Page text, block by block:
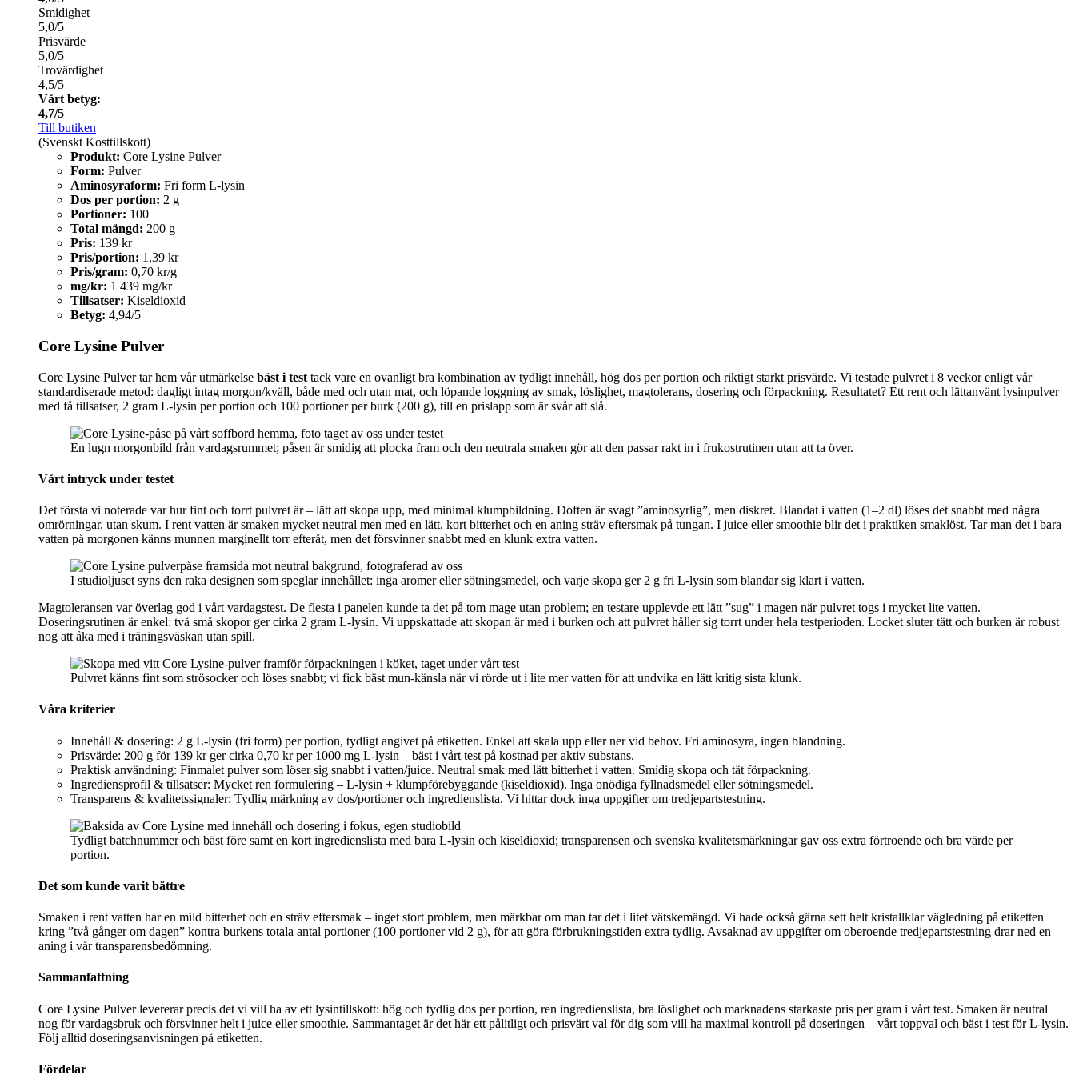
Smidighet
5,0/5
Prisvärde
5,0/5
Trovärdighet
4,5/5
Vårt betyg:
4,7/5
Till butiken
(Svenskt Kosttillskott)
Produkt: Core Lysine Pulver
Form: Pulver
Aminosyraform: Fri form L-lysin
Dos per portion: 2 g
Portioner: 100
Total mängd: 200 g
Pris: 139 kr
Pris/portion: 1,39 kr
Pris/gram: 0,70 kr/g
mg/kr: 1 439 mg/kr
Tillsatser: Kiseldioxid
Betyg: 4,94/5
Core Lysine Pulver
Core Lysine Pulver tar hem vår utmärkelse bäst i test tack vare en ovanligt bra kombination av tydligt innehåll, hög dos per portion och riktigt starkt prisvärde. Vi testade pulvret i 8 veckor enligt vår
standardiserade metod: dagligt intag morgon/kväll, både med och utan mat, och löpande loggning av smak, löslighet, magtolerans, dosering och förpackning. Resultatet? Ett rent och lättanvänt lysinpulver
med få tillsatser, 2 gram L‑lysin per portion och 100 portioner per burk (200 g), till en prislapp som är svår att slå.
En lugn morgonbild från vardagsrummet; påsen är smidig att plocka fram och den neutrala smaken gör att den passar rakt in i frukostrutinen utan att ta över.
Vårt intryck under testet
Det första vi noterade var hur fint och torrt pulvret är – lätt att skopa upp, med minimal klumpbildning. Doften är svagt ”aminosyrlig”, men diskret. Blandat i vatten (1–2 dl) löses det snabbt med några
omrörningar, utan skum. I rent vatten är smaken mycket neutral men med en lätt, kort bitterhet och en aning sträv eftersmak på tungan. I juice eller smoothie blir det i praktiken smaklöst. Tar man det i bara
vatten på morgonen känns munnen marginellt torr efteråt, men det försvinner snabbt med en klunk extra vatten.
I studioljuset syns den raka designen som speglar innehållet: inga aromer eller sötningsmedel, och varje skopa ger 2 g fri L‑lysin som blandar sig klart i vatten.
Magtoleransen var överlag god i vårt vardagstest. De flesta i panelen kunde ta det på tom mage utan problem; en testare upplevde ett lätt ”sug” i magen när pulvret togs i mycket lite vatten.
Doseringsrutinen är enkel: två små skopor ger cirka 2 gram L‑lysin. Vi uppskattade att skopan är med i burken och att pulvret håller sig torrt under hela testperioden. Locket sluter tätt och burken är robust
nog att åka med i träningsväskan utan spill.
Pulvret känns fint som strösocker och löses snabbt; vi fick bäst mun-känsla när vi rörde ut i lite mer vatten för att undvika en lätt kritig sista klunk.
Våra kriterier
Innehåll & dosering: 2 g L‑lysin (fri form) per portion, tydligt angivet på etiketten. Enkel att skala upp eller ner vid behov. Fri aminosyra, ingen blandning.
Prisvärde: 200 g för 139 kr ger cirka 0,70 kr per 1000 mg L‑lysin – bäst i vårt test på kostnad per aktiv substans.
Praktisk användning: Finmalet pulver som löser sig snabbt i vatten/juice. Neutral smak med lätt bitterhet i vatten. Smidig skopa och tät förpackning.
Ingrediensprofil & tillsatser: Mycket ren formulering – L‑lysin + klumpförebyggande (kiseldioxid). Inga onödiga fyllnadsmedel eller sötningsmedel.
Transparens & kvalitetssignaler: Tydlig märkning av dos/portioner och ingredienslista. Vi hittar dock inga uppgifter om tredjepartstestning.
Tydligt batchnummer och bäst före samt en kort ingredienslista med bara L‑lysin och kiseldioxid; transparensen och svenska kvalitetsmärkningar gav oss extra förtroende och bra värde per
portion.
Det som kunde varit bättre
Smaken i rent vatten har en mild bitterhet och en sträv eftersmak – inget stort problem, men märkbar om man tar det i litet vätskemängd. Vi hade också gärna sett helt kristallklar vägledning på etiketten
kring ”två gånger om dagen” kontra burkens totala antal portioner (100 portioner vid 2 g), för att göra förbrukningstiden extra tydlig. Avsaknad av uppgifter om oberoende tredjepartstestning drar ned en
aning i vår transparensbedömning.
Sammanfattning
Core Lysine Pulver levererar precis det vi vill ha av ett lysintillskott: hög och tydlig dos per portion, ren ingredienslista, bra löslighet och marknadens starkaste pris per gram i vårt test. Smaken är neutral
nog för vardagsbruk och försvinner helt i juice eller smoothie. Sammantaget är det här ett pålitligt och prisvärt val för dig som vill ha maximal kontroll på doseringen – vårt toppval och bäst i test för L‑lysin.
Följ alltid doseringsanvisningen på etiketten.
Fördelar